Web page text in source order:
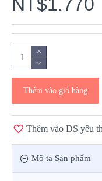
Thêm vào giỏ hàng
Thêm vào DS yêu
Mô tả Sản phẩm